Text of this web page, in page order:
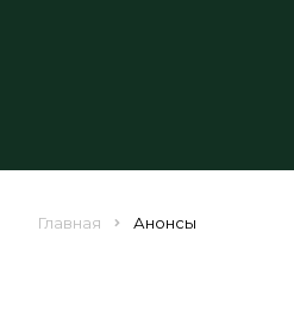
Главная Анонсы